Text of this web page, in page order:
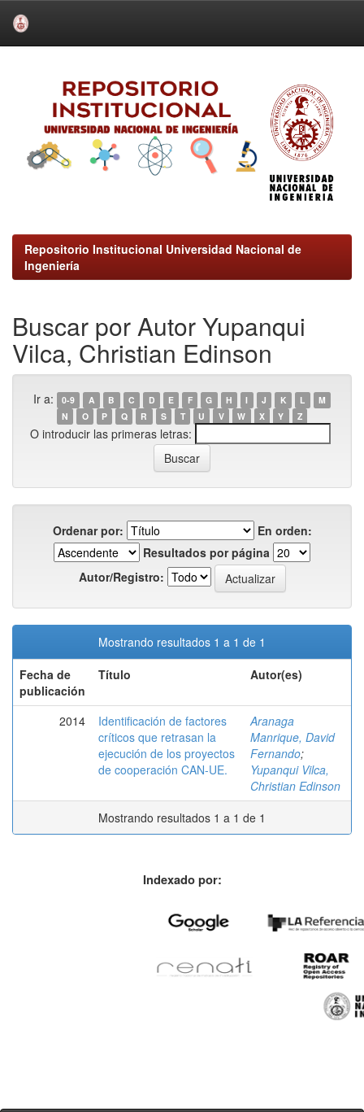
Repositorio Institucional Universidad Nacional de
Ingeniería
Buscar por Autor Yupanqui
Vilca, Christian Edinson
Ir a: 0-9 A B C D E F G H I J K L
M
N
O P Q R S T U V W X Y Z
O introducir las primeras letras:
Ordenar por:
En orden:
Resultados por página
Autor/Registro:
Mostrando resultados 1 a 1 de 1
Fecha de
publicación
Título Autor(es)
2014
Identificación de factores
críticos que retrasan la
ejecución de los proyectos
de cooperación CAN-UE.
Aranaga
Manrique, David
Fernando;
Yupanqui Vilca,
Christian Edinson
Mostrando resultados 1 a 1 de 1
Indexado por: